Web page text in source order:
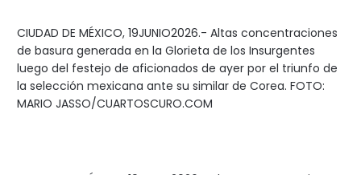
CIUDAD DE MÉXICO, 19JUNIO2026.- Altas concentraciones
de basura generada en la Glorieta de los Insurgentes
luego del festejo de aficionados de ayer por el triunfo de
la selección mexicana ante su similar de Corea. FOTO:
MARIO JASSO/CUARTOSCURO.COM